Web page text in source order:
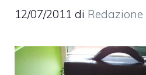
12/07/2011 di Redazione